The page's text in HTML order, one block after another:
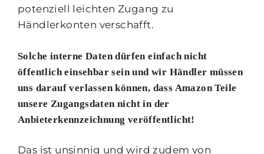
potenziell leichten Zugang zu
Händlerkonten verschafft.
Solche interne Daten dürfen einfach nicht
öffentlich einsehbar sein und wir Händler müssen
uns darauf verlassen können, dass Amazon Teile
unsere Zugangsdaten nicht in der
Anbieterkennzeichnung veröffentlicht!
Das ist unsinnig und wird zudem von